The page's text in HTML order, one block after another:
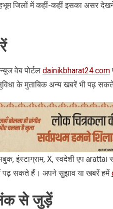
जिलों में कहीं-कहीं इसका असर
वेब पोर्टल dainikbharat24.com
के मुताबिक अन्‍य खबरें भी पढ़
इंस्‍टाग्राम, X, स्‍वदेशी एप
पढ़ सकते हैं। अपने सुझाव या खबरें हमें
से जुड़ें